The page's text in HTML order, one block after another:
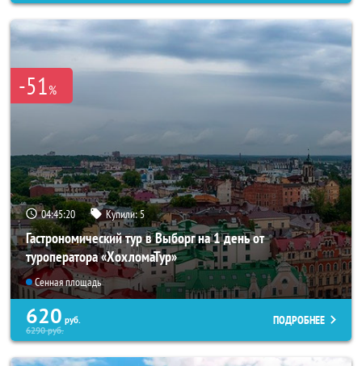
-51%
04:45:18 Купили:5
Гастрономический тур в Выборг на 1 день от
туроператора «ХохломаТур»
Сенная площадь
620 руб.
6290руб.
ПОДРОБНЕЕ